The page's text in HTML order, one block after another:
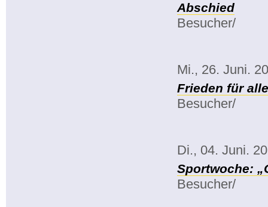
Abschied
Besucher/
Mi., 26. Juni.
Frieden für alle
Besucher/
Di., 04. Juni.
Sportwoche:
Besucher/